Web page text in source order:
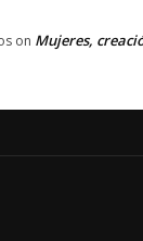
on Mujeres,